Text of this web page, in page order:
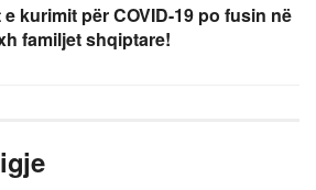
kurimit për COVID-19 po fusin në
familjet shqiptare!